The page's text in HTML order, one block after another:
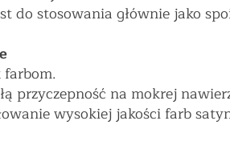
do stosowania głównie jako
przyczepność na mokrej
wysokiej jakości farb